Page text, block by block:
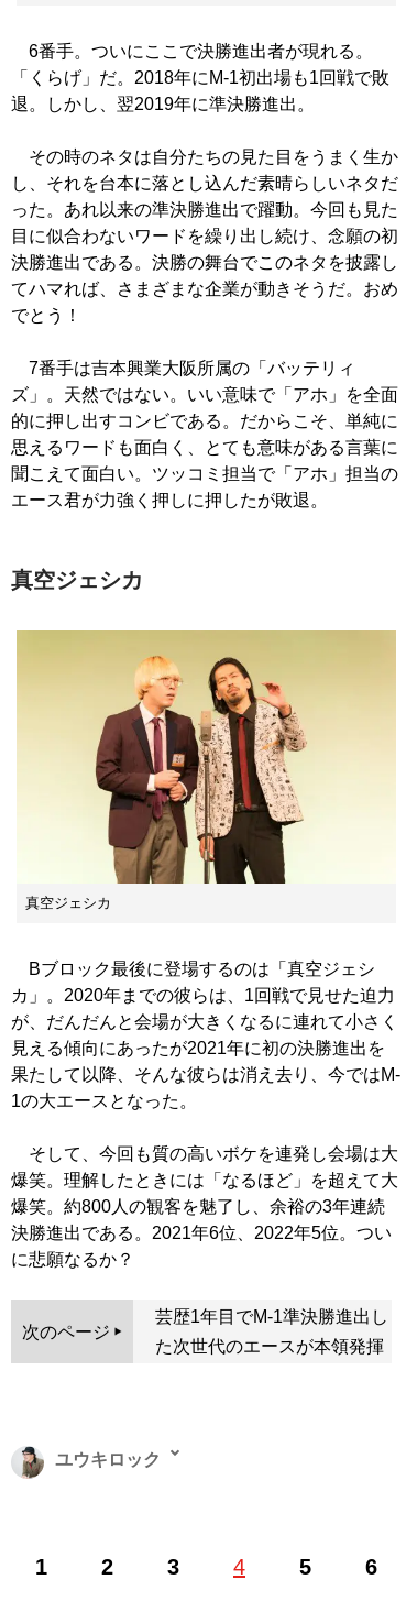
6番手。ついにここで決勝進出者が現れる。
「くらげ」だ。2018年にM-1初出場も1回戦で敗
退。しかし、翌2019年に準決勝進出。
その時のネタは自分たちの見た目をうまく生か
し、それを台本に落とし込んだ素晴らしいネタだ
った。あれ以来の準決勝進出で躍動。今回も見た
目に似合わないワードを繰り出し続け、念願の初
決勝進出である。決勝の舞台でこのネタを披露し
てハマれば、さまざまな企業が動きそうだ。おめ
でとう！
7番手は吉本興業大阪所属の「バッテリィ
ズ」。天然ではない。いい意味で「アホ」を全面
的に押し出すコンビである。だからこそ、単純に
思えるワードも面白く、とても意味がある言葉に
聞こえて面白い。ツッコミ担当で「アホ」担当の
エース君が力強く押しに押したが敗退。
真空ジェシカ
真空ジェシカ
Bブロック最後に登場するのは「真空ジェシ
カ」。2020年までの彼らは、1回戦で見せた迫力
が、だんだんと会場が大きくなるに連れて小さく
見える傾向にあったが2021年に初の決勝進出を
果たして以降、そんな彼らは消え去り、今ではM-
1の大エースとなった。
そして、今回も質の高いボケを連発し会場は大
爆笑。理解したときには「なるほど」を超えて大
爆笑。約800人の観客を魅了し、余裕の3年連続
決勝進出である。2021年6位、2022年5位。つい
に悲願なるか？
次のページ
芸歴1年目でM-1準決勝進出し
た次世代のエースが本領発揮
1 2 3 4 5 6
ユウキロック
阪校に入校。主な同期に「中川家」、ケンドーコバヤ